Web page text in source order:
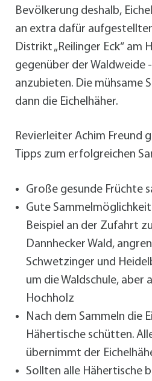
Bevölkerung deshalb,
an extra dafür
Distrikt „Reilinger Eck“ am
gegenüber der Waldweide
anzubieten. Die mühsame
dann die Eichelhäher.
Revierleiter Achim Freund
Tipps zum erfolgreichen
Große gesunde Früchte
Gute
Beispiel an der Zufahrt
Dannhecker Wald,
Schwetzinger und
um die Waldschule, aber
Hochholz
Nach dem Sammeln die
Hähertische schütten.
übernimmt der
Sollten alle Hähertische